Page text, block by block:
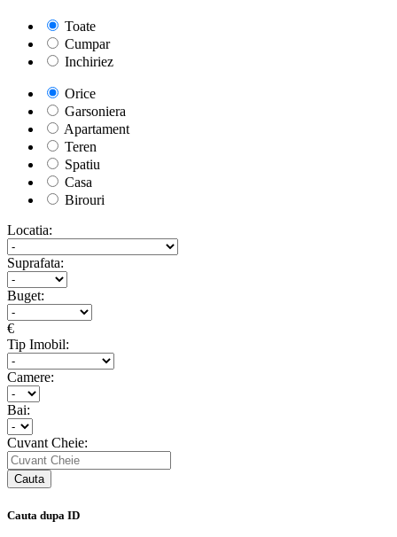
Toate
Cumpar
Inchiriez
Orice
Garsoniera
Apartament
Teren
Spatiu
Casa
Birouri
Locatia:
Suprafata:
Buget:
€
Tip Imobil:
Camere:
Bai:
Cuvant Cheie:
Cauta dupa ID